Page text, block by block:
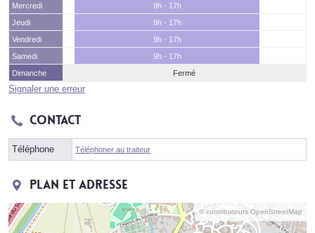
Mercredi
9h - 17h
Jeudi
9h - 17h
Vendredi
9h - 17h
Samedi
9h - 17h
Dimanche
Fermé
Signaler une erreur
Contact
Téléphone Téléphoner au traiteur
Plan et adresse
© contributeurs OpenStreetMap